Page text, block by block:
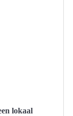
lokaal